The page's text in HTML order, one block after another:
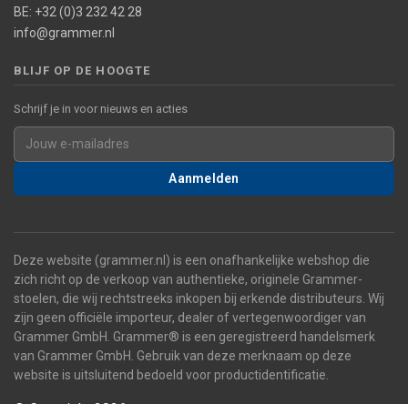
BE: +32 (0)3 232 42 28
info@grammer.nl
BLIJF OP DE HOOGTE
Schrijf je in voor nieuws en acties
Aanmelden
Deze website (grammer.nl) is een onafhankelijke webshop die
zich richt op de verkoop van authentieke, originele Grammer-
stoelen, die wij rechtstreeks inkopen bij erkende distributeurs. Wij
zijn geen officiële importeur, dealer of vertegenwoordiger van
Grammer GmbH. Grammer® is een geregistreerd handelsmerk
van Grammer GmbH. Gebruik van deze merknaam op deze
website is uitsluitend bedoeld voor productidentificatie.